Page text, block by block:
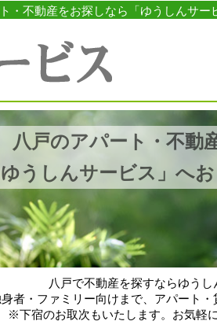
・不動産をお探しなら「ゆうしんサー
八戸のアパート・不動
ゆうしんサービス」へ
八戸で不動産を探すならゆうし
者・ファミリー向けまで、アパート・
※下宿のお取次もいたします。お気軽